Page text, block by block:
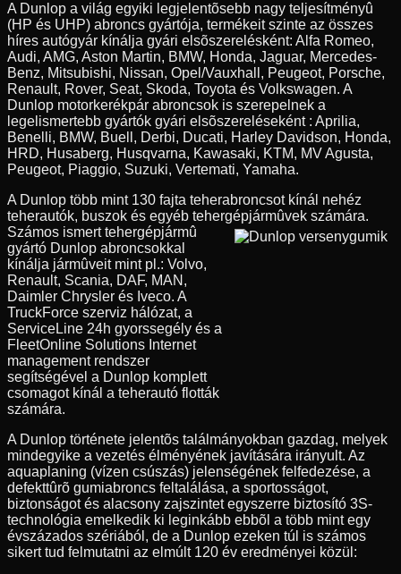
A Dunlop a világ egyiki legjelentõsebb nagy teljesítményû
(HP és UHP) abroncs gyártója, termékeit szinte az összes
híres autógyár kínálja gyári elsõszerelésként: Alfa Romeo,
Audi, AMG, Aston Martin, BMW, Honda, Jaguar, Mercedes-
Benz, Mitsubishi, Nissan, Opel/Vauxhall, Peugeot, Porsche,
Renault, Rover, Seat, Skoda, Toyota és Volkswagen. A
Dunlop motorkerékpár abroncsok is szerepelnek a
legelismertebb gyártók gyári elsõszereléseként : Aprilia,
Benelli, BMW, Buell, Derbi, Ducati, Harley Davidson, Honda,
HRD, Husaberg, Husqvarna, Kawasaki, KTM, MV Agusta,
Peugeot, Piaggio, Suzuki, Vertemati, Yamaha.
A Dunlop több mint 130 fajta teherabroncsot kínál nehéz
teherautók, buszok és egyéb tehergépjármûvek számára.
Számos ismert tehergépjármû
gyártó Dunlop abroncsokkal
kínálja jármûveit mint pl.: Volvo,
Renault, Scania, DAF, MAN,
Daimler Chrysler és Iveco. A
TruckForce szerviz hálózat, a
ServiceLine 24h gyorssegély és a
FleetOnline Solutions Internet
management rendszer
segítségével a Dunlop komplett
csomagot kínál a teherautó flották
számára.
A Dunlop története jelentõs találmányokban gazdag, melyek
mindegyike a vezetés élményének javítására irányult. Az
aquaplaning (vízen csúszás) jelenségének felfedezése, a
defekttûrõ gumiabroncs feltalálása, a sportosságot,
biztonságot és alacsony zajszintet egyszerre biztosító 3S-
technológia emelkedik ki leginkább ebbõl a több mint egy
évszázados szériából, de a Dunlop ezeken túl is számos
sikert tud felmutatni az elmúlt 120 év eredményei közül: